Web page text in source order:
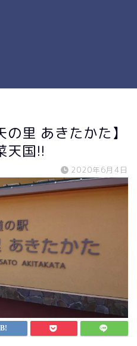
里 あきたかた】
天国!!
2020年6月4日